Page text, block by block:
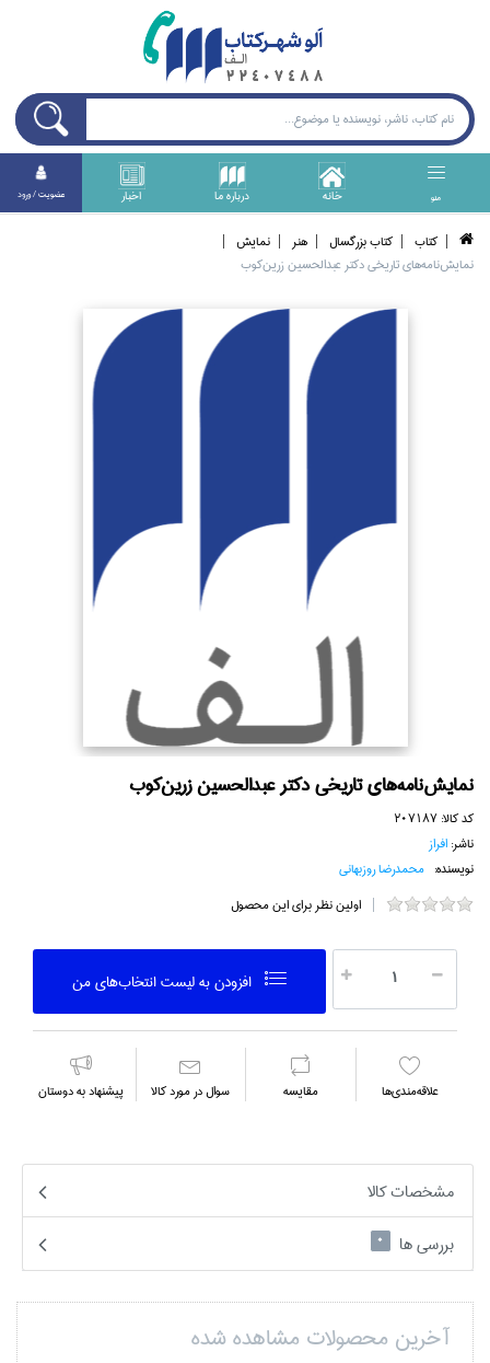
منو خانه درباره ما اخبار عضويت / ورود
كتاب كتاب بزرگسال هنر
نمايش
نمايش‌نامه‌هاي تاريخي دكتر عبدالحسين زرين‌كوب
نمايش‌نامه‌هاي تاريخي دكتر عبدالحسين زرين‌كوب
کد کالا:207187
ناشر:افراز
نویسنده: محمدرضا روزبهاني
اولین نظر برای این محصول
افزودن به ليست انتخاب‌هاي من
علاقه‌مندي‌ها مقايسه سوال در مورد كالا پیشنهاد به دوستان
مشخصات کالا
بررسی ها
0
آخرین محصولات مشاهده شده